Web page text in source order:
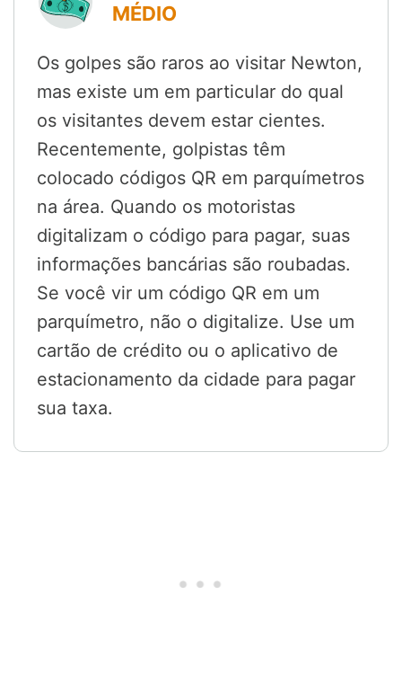
MÉDIO
Os golpes são raros ao visitar Newton,
mas existe um em particular do qual
os visitantes devem estar cientes.
Recentemente, golpistas têm
colocado códigos QR em parquímetros
na área. Quando os motoristas
digitalizam o código para pagar, suas
informações bancárias são roubadas.
Se você vir um código QR em um
parquímetro, não o digitalize. Use um
cartão de crédito ou o aplicativo de
estacionamento da cidade para pagar
sua taxa.